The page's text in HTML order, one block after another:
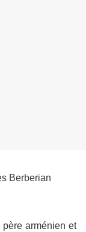
Berberian
père arménien et